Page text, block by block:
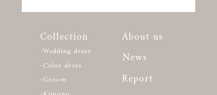
Collection
-Wedding dress
-Color dress
-Groom
About us
News
Report